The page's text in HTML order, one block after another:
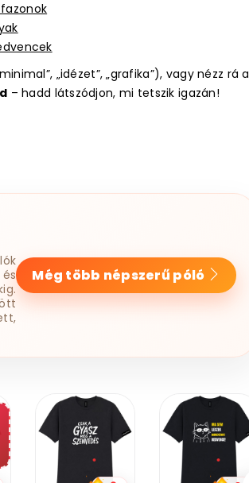
„idézet”, „grafika”), vagy nézz rá a
– hadd látszódjon, mi tetszik igazán!
Még több népszerű póló